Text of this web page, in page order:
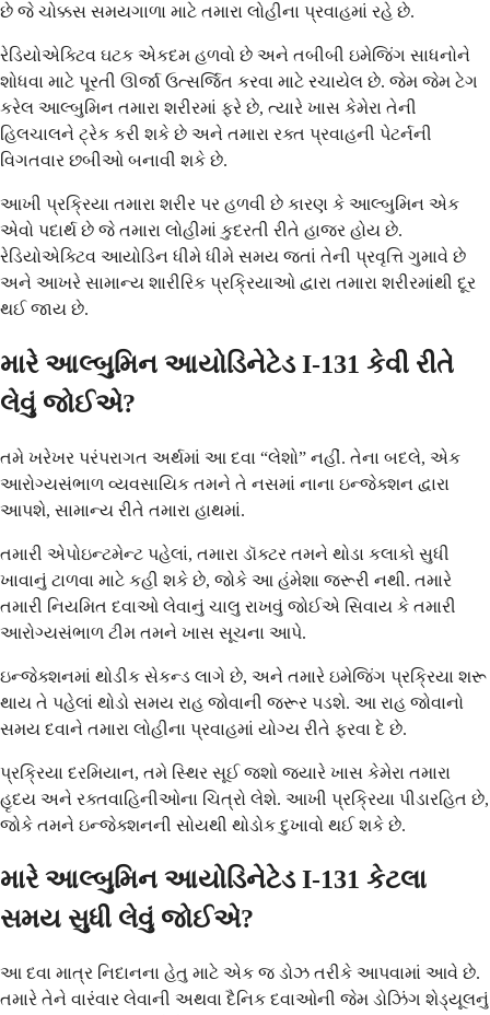
છે જે ચોક્કસ સમયગાળા માટે તમારા લોહીના પ્રવાહમાં રહે છે.
રેડિયોએક્ટિવ ઘટક એકદમ હળવો છે અને તબીબી ઇમેજિંગ સાધનોને
શોધવા માટે પૂરતી ઊર્જા ઉત્સર્જિત કરવા માટે રચાયેલ છે. જેમ જેમ ટેગ
કરેલ આલ્બુમિન તમારા શરીરમાં ફરે છે, ત્યારે ખાસ કેમેરા તેની
હિલચાલને ટ્રેક કરી શકે છે અને તમારા રક્ત પ્રવાહની પેટર્નની
વિગતવાર છબીઓ બનાવી શકે છે.
આખી પ્રક્રિયા તમારા શરીર પર હળવી છે કારણ કે આલ્બુમિન એક
એવો પદાર્થ છે જે તમારા લોહીમાં કુદરતી રીતે હાજર હોય છે.
રેડિયોએક્ટિવ આયોડિન ધીમે ધીમે સમય જતાં તેની પ્રવૃત્તિ ગુમાવે છે
અને આખરે સામાન્ય શારીરિક પ્રક્રિયાઓ દ્વારા તમારા શરીરમાંથી દૂર
થઈ જાય છે.
મારે આલ્બુમિન આયોડિનેટેડ I-131 કેવી રીતે
લેવું જોઈએ?
તમે ખરેખર પરંપરાગત અર્થમાં આ દવા “લેશો” નહીં. તેના બદલે, એક
આરોગ્યસંભાળ વ્યવસાયિક તમને તે નસમાં નાના ઇન્જેક્શન દ્વારા
આપશે, સામાન્ય રીતે તમારા હાથમાં.
તમારી એપોઇન્ટમેન્ટ પહેલાં, તમારા ડૉક્ટર તમને થોડા કલાકો સુધી
ખાવાનું ટાળવા માટે કહી શકે છે, જોકે આ હંમેશા જરૂરી નથી. તમારે
તમારી નિયમિત દવાઓ લેવાનું ચાલુ રાખવું જોઈએ સિવાય કે તમારી
આરોગ્યસંભાળ ટીમ તમને ખાસ સૂચના આપે.
ઇન્જેક્શનમાં થોડીક સેકન્ડ લાગે છે, અને તમારે ઇમેજિંગ પ્રક્રિયા શરૂ
થાય તે પહેલાં થોડો સમય રાહ જોવાની જરૂર પડશે. આ રાહ જોવાનો
સમય દવાને તમારા લોહીના પ્રવાહમાં યોગ્ય રીતે ફરવા દે છે.
પ્રક્રિયા દરમિયાન, તમે સ્થિર સૂઈ જશો જ્યારે ખાસ કેમેરા તમારા
હૃદય અને રક્તવાહિનીઓના ચિત્રો લેશે. આખી પ્રક્રિયા પીડારહિત છે,
જોકે તમને ઇન્જેક્શનની સોયથી થોડોક દુખાવો થઈ શકે છે.
મારે આલ્બુમિન આયોડિનેટેડ I-131 કેટલા
સમય સુધી લેવું જોઈએ?
આ દવા માત્ર નિદાનના હેતુ માટે એક જ ડોઝ તરીકે આપવામાં આવે છે.
તમારે તેને વારંવાર લેવાની અથવા દૈનિક દવાઓની જેમ ડોઝિંગ શેડ્યૂલનું